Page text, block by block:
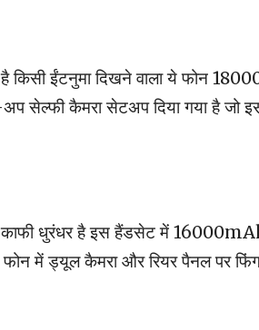
किसी ईंटनुमा दिखने वाला ये फोन
सेल्फी कैमरा सेटअप दिया गया है जो
धुरंधर है इस हैंडसेट में
में ड्यूल कैमरा और रियर पैनल पर